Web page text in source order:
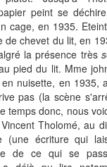
peint se
cage, en 1935.
de chevet du lit, en
la présence très
pied du lit. Mme
nuisette, en 1935,
pas (la scène
temps donc, nous
Tholomé, au
(une écriture qui
de ce qui se